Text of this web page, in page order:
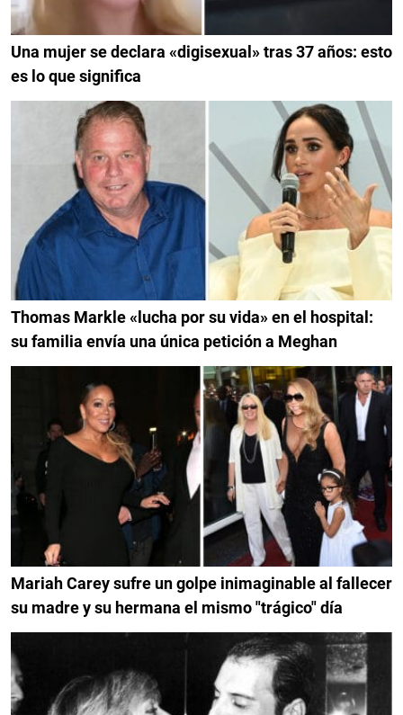
Una mujer se declara «digisexual» tras 37 años: esto
es lo que significa
Thomas Markle «lucha por su vida» en el hospital:
su familia envía una única petición a Meghan
Mariah Carey sufre un golpe inimaginable al fallecer
su madre y su hermana el mismo "trágico" día